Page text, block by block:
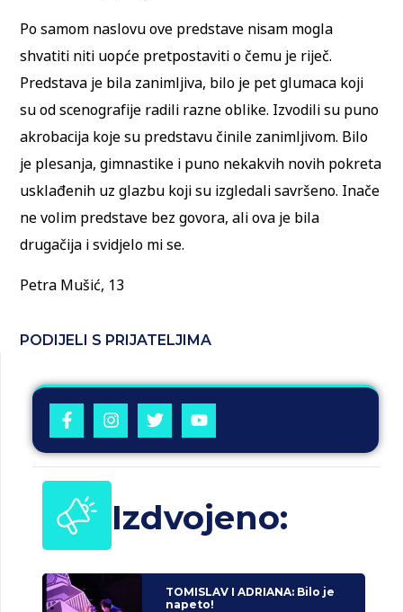
Po samom naslovu ove predstave nisam mogla
shvatiti niti uopće pretpostaviti o čemu je riječ.
Predstava je bila zanimljiva, bilo je pet glumaca koji
su od scenografije radili razne oblike. Izvodili su puno
akrobacija koje su predstavu činile zanimljivom. Bilo
je plesanja, gimnastike i puno nekakvih novih pokreta
usklađenih uz glazbu koji su izgledali savršeno. Inače
ne volim predstave bez govora, ali ova je bila
drugačija i svidjelo mi se.
Petra Mušić, 13
PODIJELI S PRIJATELJIMA
Izdvojeno:
TOMISLAV I ADRIANA: Bilo je
napeto!